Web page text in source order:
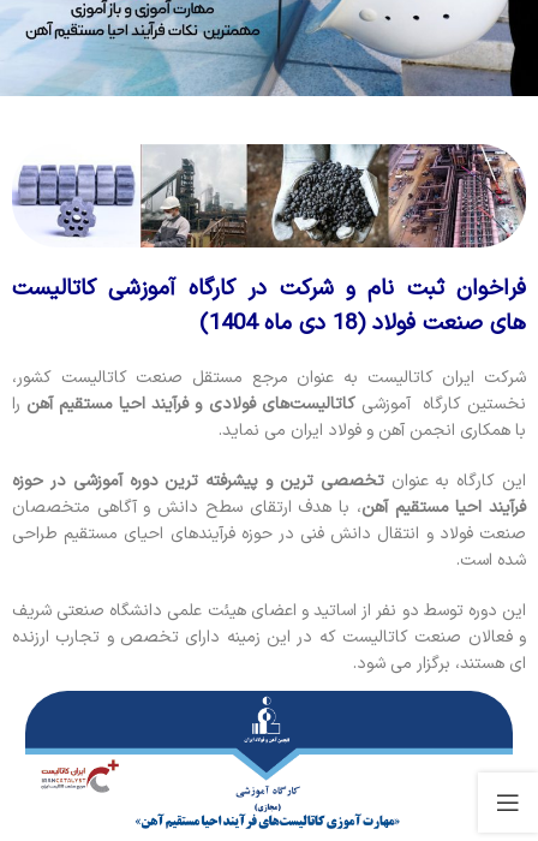
فراخوان ثبت نام و شرکت در کارگاه آموزشی کاتالیست
های صنعت فولاد (18 دی ماه 1404)
شرکت ایران کاتالیست به عنوان مرجع مستقل صنعت کاتالیست کشور،
نخستین کارگاه آموزشی کاتالیست‌های فولادی و فرآیند احیا مستقیم آهن را
با همکاری انجمن آهن و فولاد ایران می نماید.
این کارگاه به عنوان تخصصی ترین و پیشرفته ترین دوره آموزشی در حوزه
فرآیند احیا مستقیم آهن، با هدف ارتقای سطح دانش و آگاهی متخصصان
صنعت فولاد و انتقال دانش فنی در حوزه فرآیندهای احیای مستقیم طراحی
شده است.
این دوره توسط دو نفر از اساتید و اعضای هیئت علمی دانشگاه صنعتی شریف
و فعالان صنعت کاتالیست که در این زمینه دارای تخصص و تجارب ارزنده
ای هستند، برگزار می شود.